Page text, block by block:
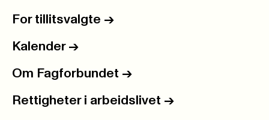
For tillitsvalgte ->
Kalender ->
Om Fagforbundet ->
Rettigheter i arbeidslivet ->